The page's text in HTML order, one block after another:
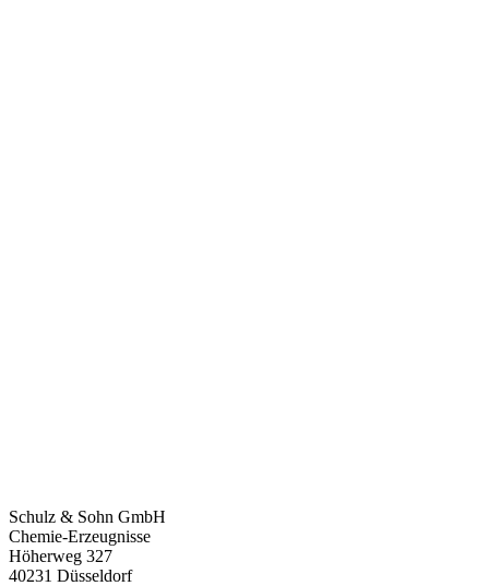
Schulz & Sohn GmbH
Chemie-Erzeugnisse
Höherweg 327
40231 Düsseldorf